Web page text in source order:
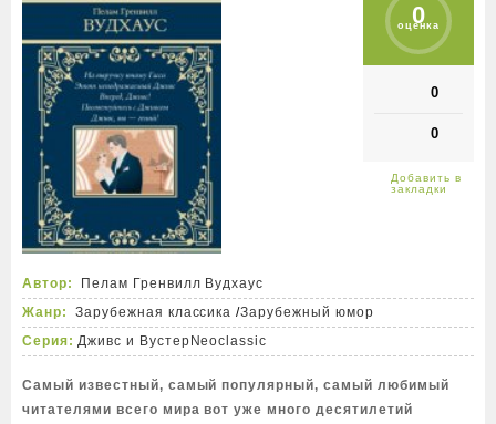
0
оценка
0
0
Автор:
Пелам Гренвилл Вудхаус
Жанр:
Зарубежная классика /Зарубежный юмор
Серия: Дживс и Вустер Neoclassic
Самый известный, самый популярный, самый любимый
читателями всего мира вот уже много десятилетий